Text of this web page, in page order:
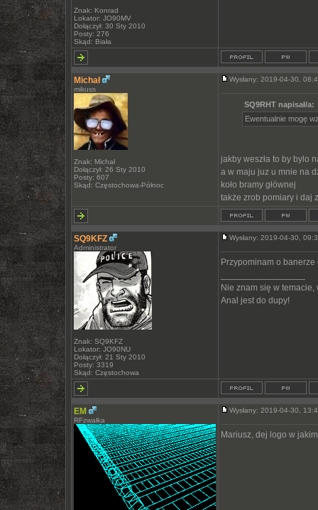
Znak: Konrad
Lokator: JO90MV
Dołączył: 30 Sty 2010
Posty: 276
Skąd: Biała
Michał
mikuss
Znak: Michał
Dołączył: 26 Sty 2010
Posty: 607
Skąd: Częstochowa-Północ
Wysłany: 2019-04-30,
SQ9RHT napisał/a:
Ewentualnie mogę
jakby weszła to by bylo
a w maju juz u mnie na
koło bramy głównej
także zrob pomiary i daj
SQ9KFZ
Administrator
Znak: SQ9KFZ
Lokator: JO90NU
Dołączył: 21 Sty 2010
Posty: 3319
Skąd: Częstochowa
Wysłany: 2019-04-30,
Przypominam o
Nie znam się w
Anal jest do dupy!
EM
RFzwałka
Wysłany: 2019-04-30,
Mariusz, dej logo w